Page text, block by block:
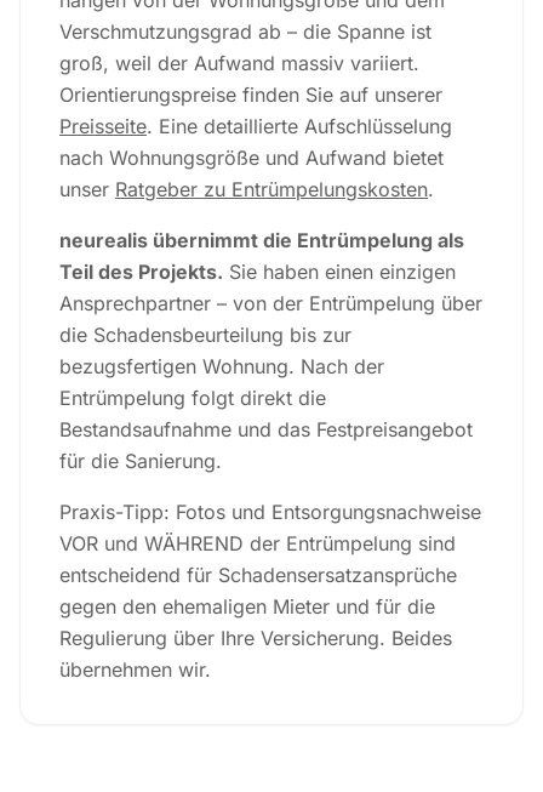
Verschmutzungsgrad ab – die Spanne ist
groß, weil der Aufwand massiv variiert.
Orientierungspreise finden Sie auf unserer
Preisseite. Eine detaillierte Aufschlüsselung
nach Wohnungsgröße und Aufwand bietet
unser Ratgeber zu Entrümpelungskosten.
neurealis übernimmt die Entrümpelung als
Teil des Projekts. Sie haben einen einzigen
Ansprechpartner – von der Entrümpelung über
die Schadensbeurteilung bis zur
bezugsfertigen Wohnung. Nach der
Entrümpelung folgt direkt die
Bestandsaufnahme und das Festpreisangebot
für die Sanierung.
Praxis-Tipp: Fotos und Entsorgungsnachweise
VOR und WÄHREND der Entrümpelung sind
entscheidend für Schadensersatzansprüche
gegen den ehemaligen Mieter und für die
Regulierung über Ihre Versicherung. Beides
übernehmen wir.